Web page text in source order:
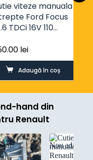
viteze manuala
Ford Focus
TDCi 16V 110
9M5R-7002-YA
lei
Adaugă în coș
hand din
Renault
Nou adăugat